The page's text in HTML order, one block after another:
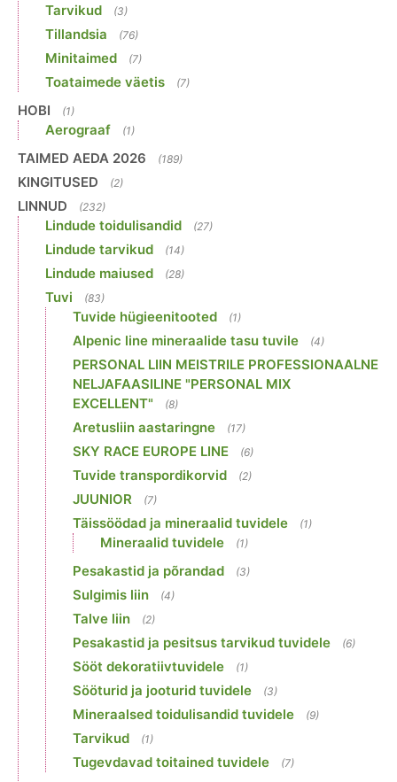
Tarvikud (3)
Tillandsia (76)
Minitaimed (7)
Toataimede väetis (7)
HOBI (1)
Aerograaf (1)
TAIMED AEDA 2026 (189)
KINGITUSED (2)
LINNUD (232)
Lindude toidulisandid (27)
Lindude tarvikud (14)
Lindude maiused (28)
Tuvi (83)
Tuvide hügieenitooted (1)
Alpenic line mineraalide tasu tuvile (4)
PERSONAL LIIN MEISTRILE PROFESSIONAALNE
NELJAFAASILINE "PERSONAL MIX
EXCELLENT"
(8)
Aretusliin aastaringne (17)
SKY RACE EUROPE LINE (6)
Tuvide transpordikorvid (2)
JUUNIOR (7)
Täissöödad ja mineraalid tuvidele (1)
Mineraalid tuvidele (1)
Pesakastid ja põrandad (3)
Sulgimis liin (4)
Talve liin (2)
Pesakastid ja pesitsus tarvikud tuvidele (6)
Sööt dekoratiivtuvidele (1)
Sööturid ja jooturid tuvidele (3)
Mineraalsed toidulisandid tuvidele (9)
Tarvikud (1)
Tugevdavad toitained tuvidele (7)